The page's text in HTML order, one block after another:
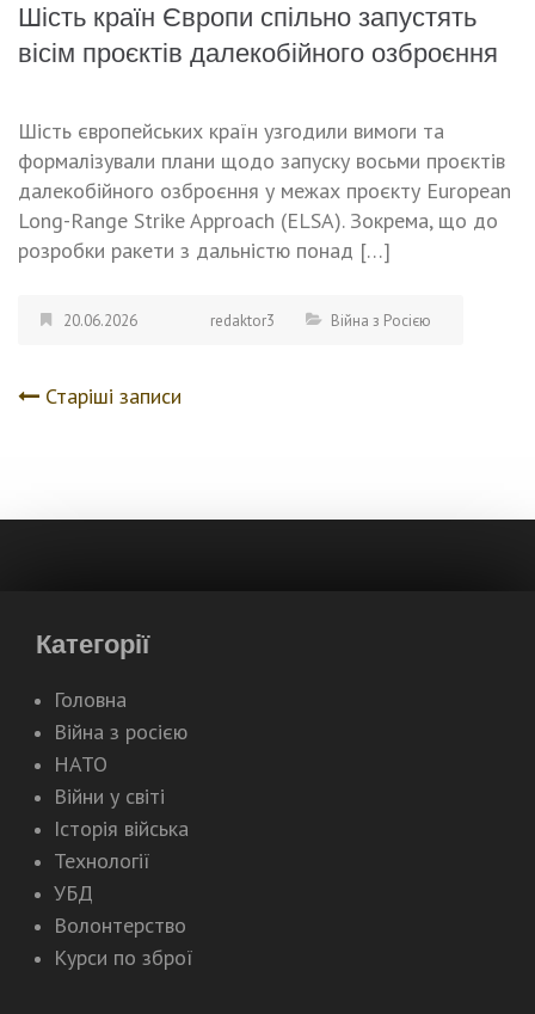
Шість країн Європи спільно запустять
вісім проєктів далекобійного озброєння
Шість європейських країн узгодили вимоги та
формалізували плани щодо запуску восьми проєктів
далекобійного озброєння у межах проєкту European
Long-Range Strike Approach (ELSA). Зокрема, що до
розробки ракети з дальністю понад […]
20.06.2026 redaktor3 Війна з Росією
Навігація
Старіші записи
Категорії
Головна
Війна з росією
НАТО
Війни у світі
Історія війська
Технології
УБД
Волонтерство
Курси по зброї